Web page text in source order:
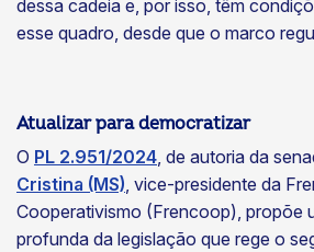
dessa cadeia e, por isso, têm
esse quadro, desde que o marco
Atualizar para democratizar
O PL 2.951/2024, de autoria da
Cristina (MS), vice-presidente da
Cooperativismo (Frencoop), propõe
profunda da legislação que rege o